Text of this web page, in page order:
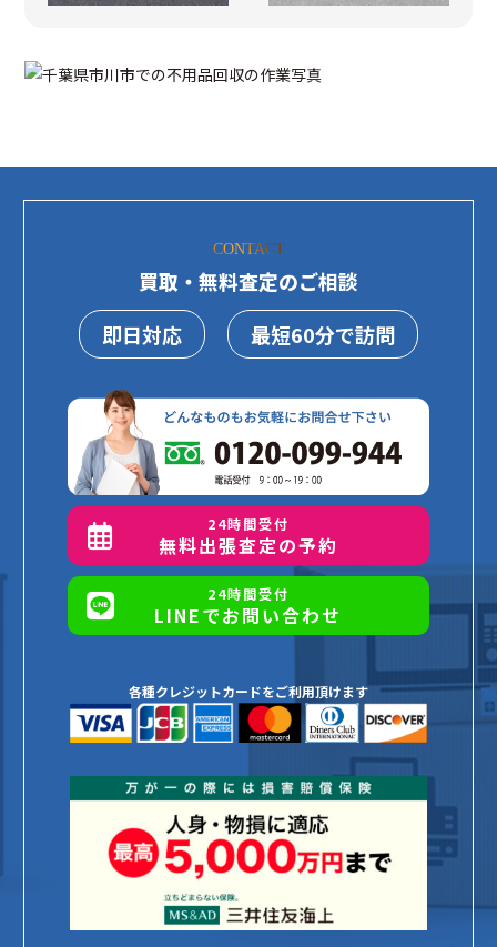
CONTACT
買取・無料査定のご相談
即日対応
最短60分で訪問
24時間受付
無料出張査定の予約
24時間受付
LINEでお問い合わせ
各種クレジットカードをご利用頂けます